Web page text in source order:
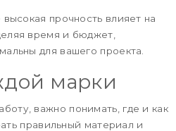
прочность влияет на
время и бюджет,
для вашего проекта.
марки
важно понимать, где и как
правильный материал и